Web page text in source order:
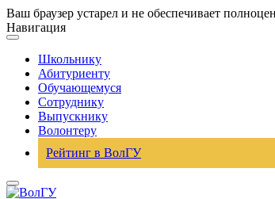
Ваш браузер устарел и не обеспечивает
Навигация
Школьнику
Абитуриенту
Обучающемуся
Сотруднику
Выпускнику
Волонтеру
Рейтинг в ВолГУ